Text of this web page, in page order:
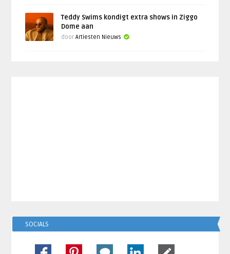
Teddy Swims kondigt extra shows in Ziggo
Dome aan
doorArtiesten Nieuws
SOCIALS